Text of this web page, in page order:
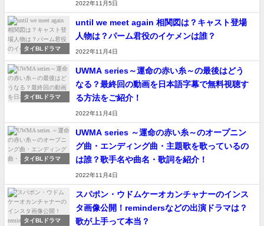
2022年11月5日
タイBLドラマ
until we meet again 相関図は？キャスト登場
人物は？パーム君役のイケメンは誰？
2022年11月4日
タイBLドラマ
UWMA series～運命の赤い糸～の最後はどう
なる？最終回の動画を日本語字幕で無料視聴す
る方法をご紹介！
2022年11月4日
タイBLドラマ
UWMA series ～運命の赤い糸～のオープニン
グ曲・エンディング曲・主題歌を歌っているの
は誰？歌手名や曲名・歌詞を紹介！
2022年11月4日
タイBLドラマ
スパポン・ウドムケーオカンチャナーのインス
タ画像公開！remindersなどの出演ドラマは？
歌が上手って本当？